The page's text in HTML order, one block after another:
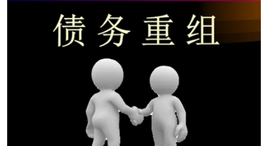
案进行自动测算，根据借款人的收入和债务情 ...